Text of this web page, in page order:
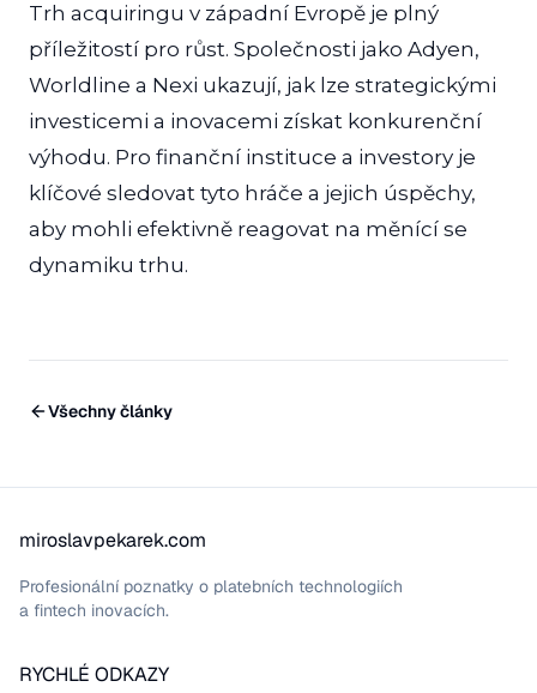
Trh acquiringu v západní Evropě je plný
příležitostí pro růst. Společnosti jako Adyen,
Worldline a Nexi ukazují, jak lze strategickými
investicemi a inovacemi získat konkurenční
výhodu. Pro finanční instituce a investory je
klíčové sledovat tyto hráče a jejich úspěchy,
aby mohli efektivně reagovat na měnící se
dynamiku trhu.
Všechny články
miroslavpekarek.com
Profesionální poznatky o platebních technologiích
a fintech inovacích.
RYCHLÉ ODKAZY